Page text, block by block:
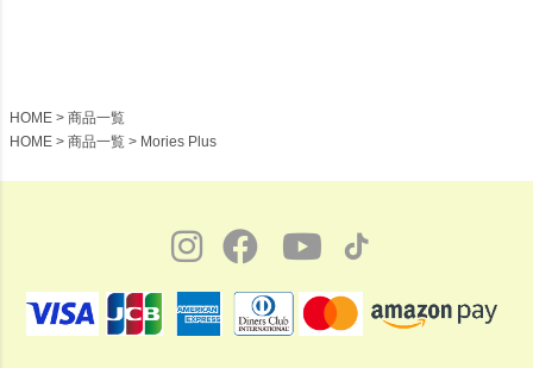
HOME
商品一覧
HOME
商品一覧 Mories Plus